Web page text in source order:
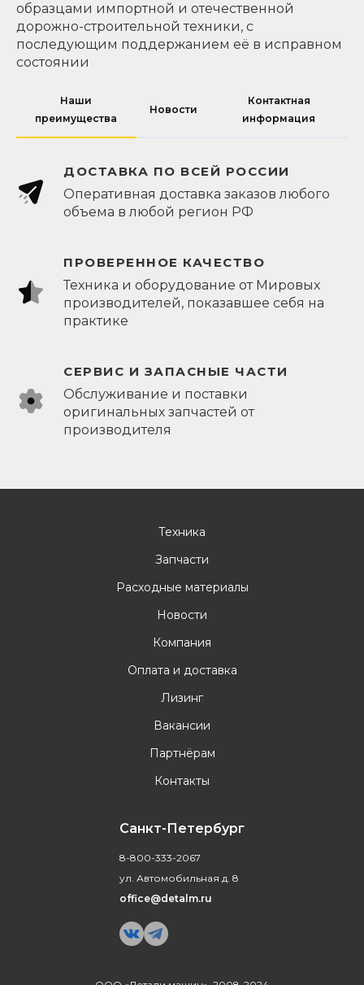
образцами импортной и отечественной
дорожно-строительной техники, с
последующим поддержанием её в исправном
состоянии
Наши
преимущества
Новости
Контактная
информация
ДОСТАВКА ПО ВСЕЙ РОССИИ
Оперативная доставка заказов любого
объема в любой регион РФ
ПРОВЕРЕННОЕ КАЧЕСТВО
Техника и оборудование от Мировых
производителей, показавшее себя на
практике
СЕРВИС И ЗАПАСНЫЕ ЧАСТИ
Обслуживание и поставки
оригинальных запчастей от
производителя
Техника
Запчасти
Расходные материалы
Новости
Компания
Оплата и доставка
Лизинг
Вакансии
Партнёрам
Контакты
Санкт-Петербург
8-800-333-2067
ул. Автомобильная д. 8
office@detalm.ru